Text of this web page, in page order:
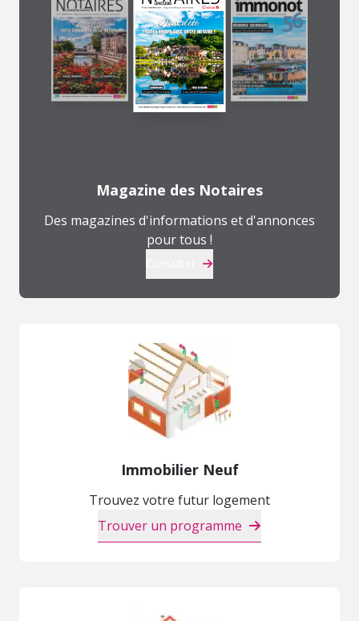
Magazine des Notaires
Des magazines d'informations et d'annonces
pour tous !
Immobilier Neuf
Trouvez votre futur logement
Trouver un programme